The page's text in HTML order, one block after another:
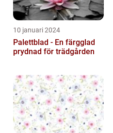
10 januari 2024
Palettblad - En färgglad
prydnad för trädgården